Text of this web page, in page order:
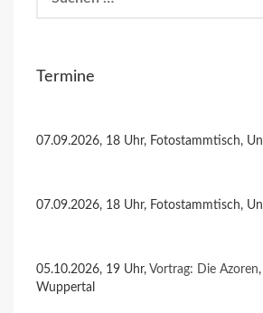
nach:
Termine
07.09.2026, 18 Uhr, Fotostammtisch,
07.09.2026, 18 Uhr, Fotostammtisch,
05.10.2026, 19 Uhr, Vortrag: Die Azoren
Wuppertal